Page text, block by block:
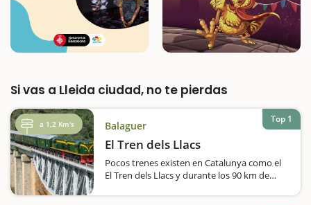
Si vas a Lleida ciudad, no te pierdas
a 1,2 Km's Balaguer
El Tren dels Llacs
Pocos trenes existen en Catalunya como el
El Tren dels Llacs y durante los 90 km de
Top 1